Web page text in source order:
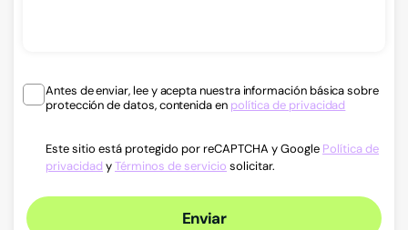
Antes de enviar, lee y acepta nuestra información básica sobre
protección de datos, contenida en política de privacidad
Este sitio está protegido por reCAPTCHA y Google Política de
privacidad yTérminos de servicio solicitar.
Enviar